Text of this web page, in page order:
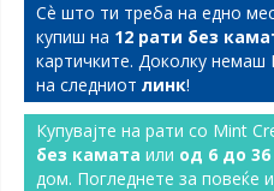
Сѐ што ти треба на едно
купиш на 12 рати без
картичките. Доколку немаш
на следниот линк!
Купувајте на рати со Mint
без камата или од 6 до
дом. Погледнете за повеќе